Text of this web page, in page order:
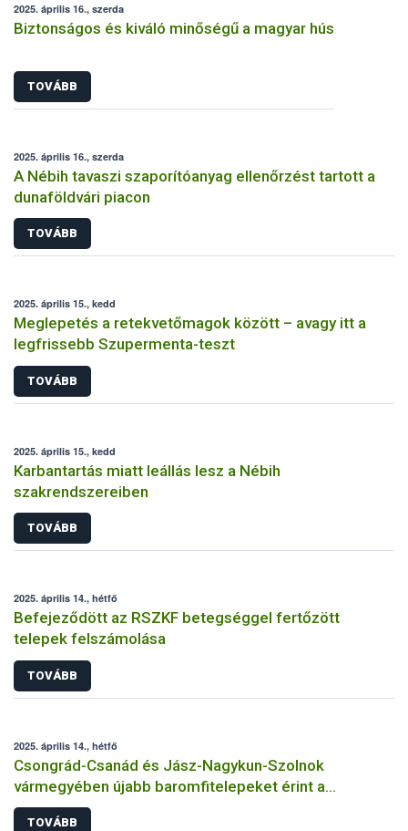
2025. április 16., szerda
Biztonságos és kiváló minőségű a magyar hús
TOVÁBB
2025. április 16., szerda
A Nébih tavaszi szaporítóanyag ellenőrzést tartott a
dunaföldvári piacon
TOVÁBB
2025. április 15., kedd
Meglepetés a retekvetőmagok között – avagy itt a
legfrissebb Szupermenta-teszt
TOVÁBB
2025. április 15., kedd
Karbantartás miatt leállás lesz a Nébih
szakrendszereiben
TOVÁBB
2025. április 14., hétfő
Befejeződött az RSZKF betegséggel fertőzött
telepek felszámolása
TOVÁBB
2025. április 14., hétfő
Csongrád-Csanád és Jász-Nagykun-Szolnok
vármegyében újabb baromfitelepeket érint a
madárinfluenza
TOVÁBB